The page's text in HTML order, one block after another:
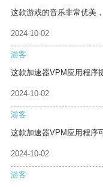
这款游戏的音乐非常优美
2024-10-02
游客
这款加速器VPM应用程序
2024-10-02
游客
这款加速器VPM应用程序
2024-10-02
游客